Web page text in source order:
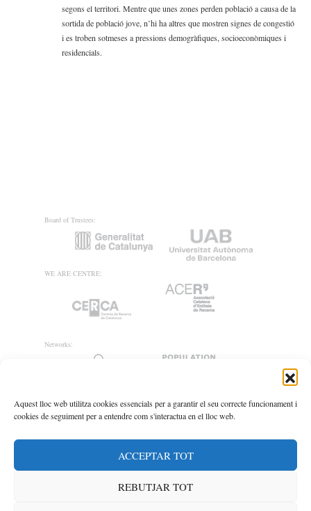
Aquest lloc web utilitza cookies essencials per a garantir el seu correcte funcionament i
cookies de seguiment per a entendre com s'interactua en el lloc web.
ACCEPTAR TOT
REBUTJAR TOT
segons el territori. Mentre que unes zones perden població a causa de la
sortida de població jove, n’hi ha altres que mostren signes de congestió
i es troben sotmeses a pressions demogràfiques, socioeconòmiques i
residencials.
Board of Trustees:
WE ARE CENTRE:
Networks: